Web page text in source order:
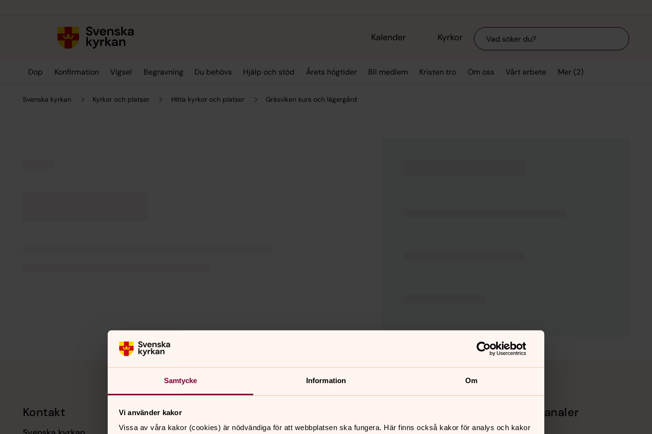
Samtycke Information Om
Vi använder kakor
Vissa av våra kakor (cookies) är nödvändiga för att webbplatsen ska fungera. Här finns också kakor för analys och kakor
Kalender Kyrkor Sök
Dop Konfirmation Vigsel Begravning Du behövs Hjälp och stöd Årets högtider Bli medlem Kristen tro Om oss Vårt arbete Mer (2)
Svenska kyrkan Kyrkor och platser Hitta kyrkor och platser Gräsviken kurs och lägergård
Kontakt Kalender Sociala kanaler